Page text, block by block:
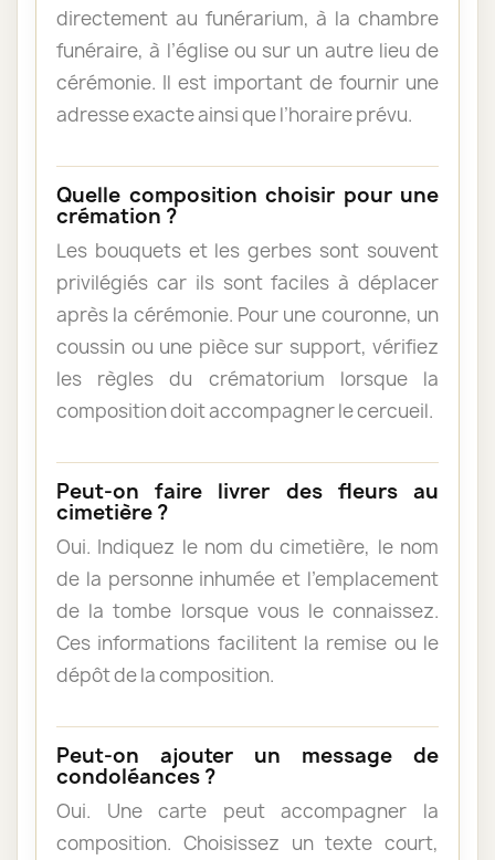
directement au funérarium, à la chambre
funéraire, à l’église ou sur un autre lieu de
cérémonie. Il est important de fournir une
adresse exacte ainsi que l’horaire prévu.
Quelle composition choisir pour une
crémation ?
Les bouquets et les gerbes sont souvent
privilégiés car ils sont faciles à déplacer
après la cérémonie. Pour une couronne, un
coussin ou une pièce sur support, vérifiez
les règles du crématorium lorsque la
composition doit accompagner le cercueil.
Peut-on faire livrer des fleurs au
cimetière ?
Oui. Indiquez le nom du cimetière, le nom
de la personne inhumée et l’emplacement
de la tombe lorsque vous le connaissez.
Ces informations facilitent la remise ou le
dépôt de la composition.
Peut-on ajouter un message de
condoléances ?
Oui. Une carte peut accompagner la
composition. Choisissez un texte court,